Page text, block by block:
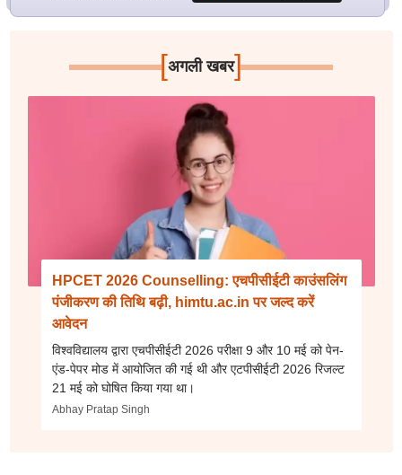
[अगली खबर]
HPCET 2026 Counselling: एचपीसीईटी काउंसलिंग
पंजीकरण की तिथि बढ़ी, himtu.ac.in पर जल्द करें
आवेदन
विश्वविद्यालय द्वारा एचपीसीईटी 2026 परीक्षा 9 और 10 मई को पेन-
एंड-पेपर मोड में आयोजित की गई थी और एटपीसीईटी 2026 रिजल्ट
21 मई को घोषित किया गया था।
Abhay Pratap Singh